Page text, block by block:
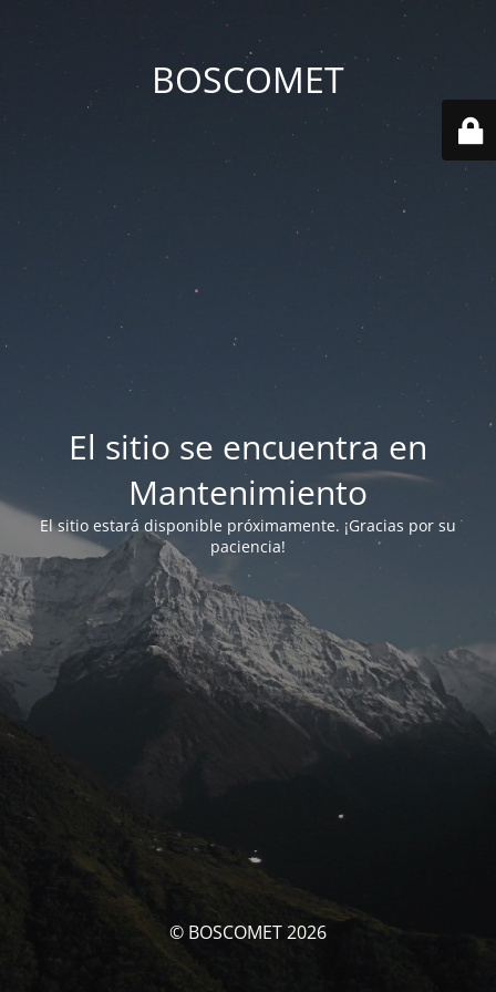
BOSCOMET
El sitio se encuentra en
Mantenimiento
El sitio estará disponible próximamente. ¡Gracias por su
paciencia!
© BOSCOMET 2026